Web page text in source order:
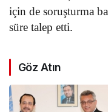
için de soruşturma
süre talep etti.
Göz Atın